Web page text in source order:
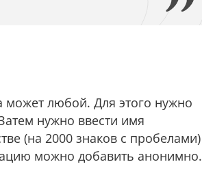
может любой. Для этого нужно
нужно ввести имя
(на 2000 знаков с пробелами)
можно добавить анонимно.